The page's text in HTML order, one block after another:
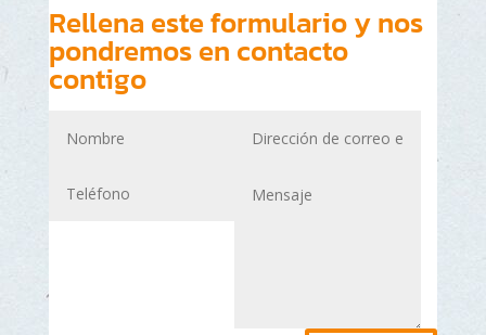
Rellena este formulario y nos
pondremos en contacto
contigo